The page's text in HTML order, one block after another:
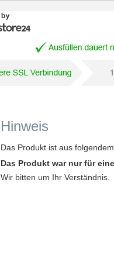
Hinweis
Das Produkt ist aus
Das Produkt war nur für
Wir bitten um Ihr Verständnis.